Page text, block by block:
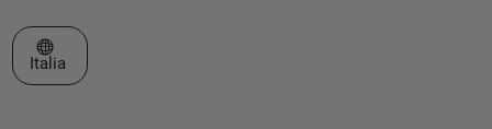
Seleziona un sito web
Italia